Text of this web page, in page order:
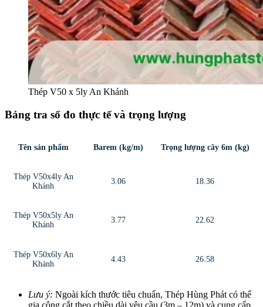
Thép V50 x 5ly An Khánh
Bảng tra số đo thực tế và trọng lượng
Tên sản phẩm Barem (kg/m) Trọng lượng cây 6m (kg)
Thép V50x4ly An
Khánh
3.06 18.36
Thép V50x5ly An
Khánh
3.77 22.62
Thép V50x6ly An
Khánh
4.43 26.58
Lưu ý: Ngoài kích thước tiêu chuẩn, Thép Hùng Phát có thể
gia công cắt theo chiều dài yêu cầu (3m – 12m) và cung cấp